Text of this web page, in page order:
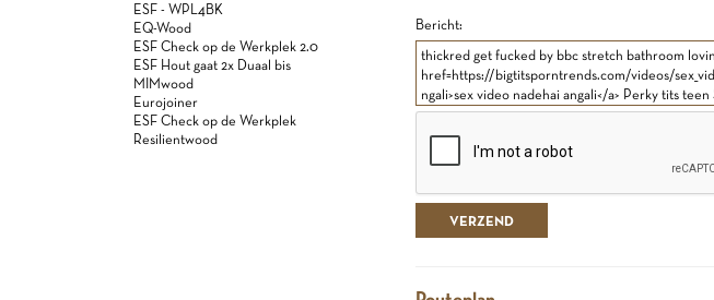
ESF - WPL4BK
EQ-Wood
ESF Check op de Werkplek 2.0
ESF Hout gaat 2x Duaal bis
MIMwood
Eurojoiner
ESF Check op de Werkplek
Resilientwood
Bericht: